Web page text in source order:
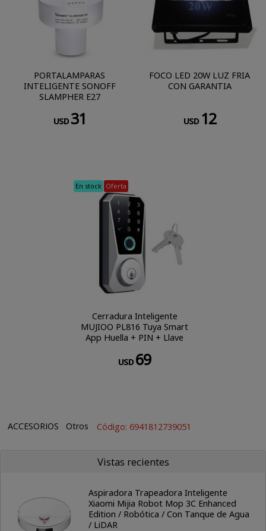
PORTALAMPARAS
INTELIGENTE SONOFF
SLAMPHER E27
USD 31
FOCO LED 20W LUZ FRIA
CON GARANTIA
USD 12
En stock Oferta
Cerradura Inteligente
MUJIOO PL816 Tuya Smart
App Huella + PIN + Llave
USD 69
ACCESORIOS Otros Código: 6941812739051
Vistas recientes
Aspiradora Trapeadora Inteligente
Xiaomi Mijia Robot Mop 3C Enhanced
Edition / Robótica / Con Tanque de Agua
/ LiDAR